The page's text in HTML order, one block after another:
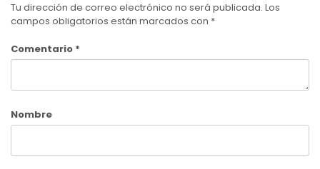
Tu dirección de correo electrónico no será publicada. Los
campos obligatorios están marcados con *
Comentario *
Nombre